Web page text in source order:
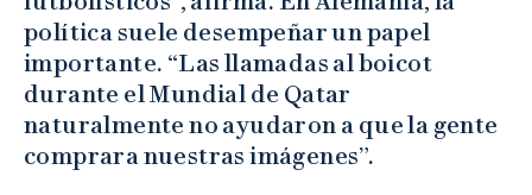
política suele desempeñar un papel
importante. “Las llamadas al boicot
durante el Mundial de Qatar
naturalmente no ayudaron a que la gente
comprara nuestras imágenes”.